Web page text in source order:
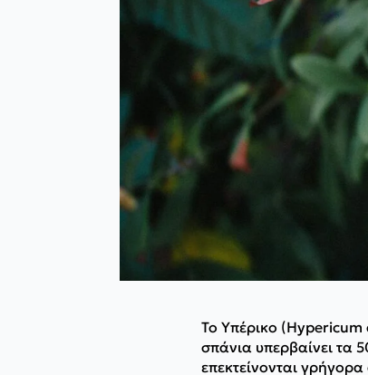
Το Υπέρικο (Hypericum
σπάνια υπερβαίνει τα
επεκτείνονται